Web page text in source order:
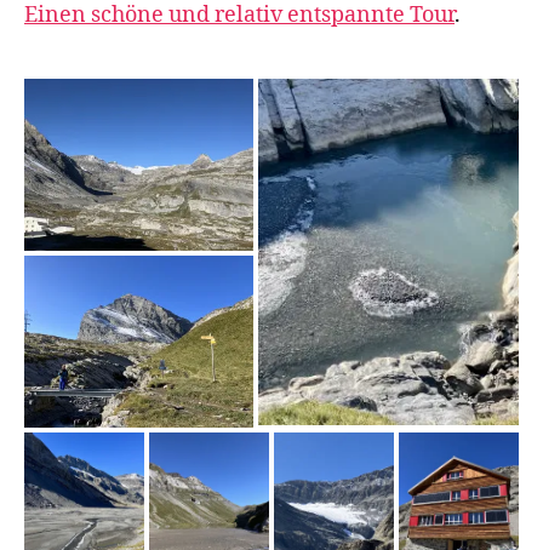
Einen schöne und relativ entspannte Tour.